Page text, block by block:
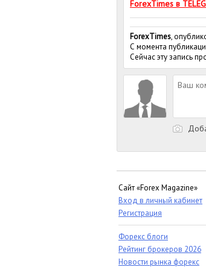
ForexTimes в
ForexTimes,
С момента
Сейчас эту запись
Сайт «Forex Magazine»
Вход в личный кабинет
Регистрация
Форекс блоги
Рейтинг брокеров 2026
Новости рынка форекс